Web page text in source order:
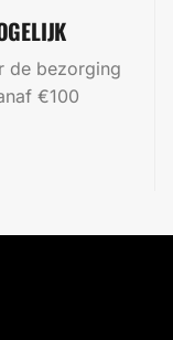
de bezorging
€100